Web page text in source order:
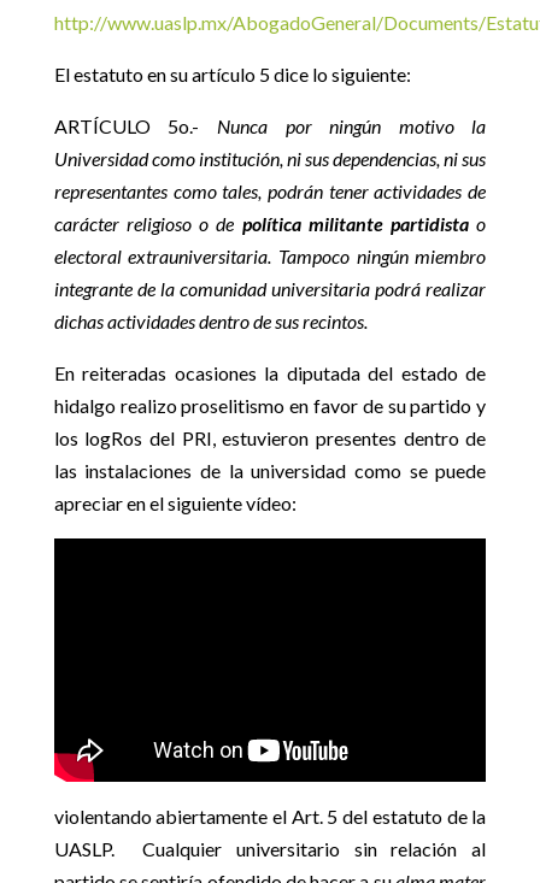
http://www.uaslp.mx/AbogadoGeneral/Documents/
El estatuto en su artículo 5 dice lo siguiente:
ARTÍCULO 5o.- Nunca por ningún motivo la
Universidad como institución, ni sus dependencias, ni sus
representantes como tales, podrán tener actividades de
carácter religioso o de política militante partidista o
electoral extrauniversitaria. Tampoco ningún miembro
integrante de la comunidad universitaria podrá realizar
dichas actividades dentro de sus recintos.
En reiteradas ocasiones la diputada del estado de
hidalgo realizo proselitismo en favor de su partido y
los logRos del PRI, estuvieron presentes dentro de
las instalaciones de la universidad como se puede
apreciar en el siguiente vídeo:
violentando abiertamente el Art. 5 del estatuto de la
UASLP. Cualquier universitario sin relación al